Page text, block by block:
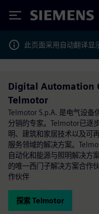
Siemens
此页面采用自动翻译显
Digital Automation
Telmotor
Telmotor S.p.A. 是电气设备
分销的专家。Telmotor已逐
明、建筑和家居技术以及可
服务领域的解决方案。
自动化和能源与照明解决方
的唯一西门子解决方案合作
作伙伴
探索 Telmotor